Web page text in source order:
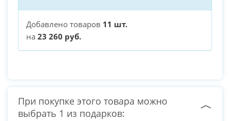
Добавлено товаров 11 шт.
на 23 260 руб.
При покупке этого товара можно
выбрать 1 из подарков: